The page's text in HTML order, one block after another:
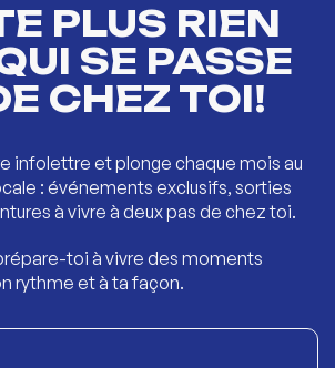
PLUS RIEN
SE PASSE
CHEZ TOI!
infolettre et plonge chaque mois au
: événements exclusifs, sorties
à vivre à deux pas de chez toi.
toi à vivre des moments
rythme et à ta façon.